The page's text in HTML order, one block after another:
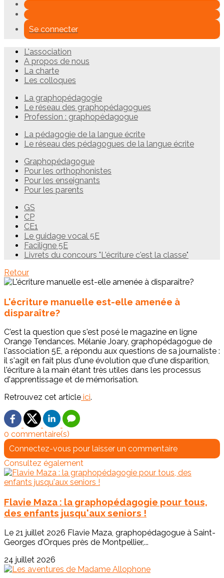
Se connecter
L'association
A propos de nous
La charte
Les colloques
La graphopédagogie
Le réseau des graphopédagogues
Profession : graphopédagogue
La pédagogie de la langue écrite
Le réseau des pédagogues de la langue écrite
Graphopédagogue
Pour les orthophonistes
Pour les enseignants
Pour les parents
GS
CP
CE1
Le guidage vocal 5E
Faciligne 5E
Livrets du concours "L'écriture c'est la classe"
Retour
L'écriture manuelle est-elle amenée à
disparaître?
C'est la question que s'est posé le magazine en ligne
Orange Tendances. Mélanie Joary, graphopédagogue de
l'association 5E, a répondu aux questions de sa journaliste :
il s'agit en fait plus d'une évolution que d'une disparition,
l'écriture à la main étant très utiles dans les processus
d'apprentissage et de mémorisation.
Retrouvez cet article ici.
0 commentaire(s)
Connectez-vous pour laisser un commentaire
Consultez également
Flavie Maza : la graphopédagogie pour tous,
des enfants jusqu'aux seniors !
Le 21 juillet 2026 Flavie Maza, graphopédagogue à Saint-
Georges d’Orques près de Montpellier,...
24 juillet 2026